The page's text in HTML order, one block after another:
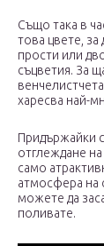
Също така в
това цвете, за
прости или
съцветия. За
харесва най-
Придържайки
отглеждане
само
атмосфера на
можете да
поливате.